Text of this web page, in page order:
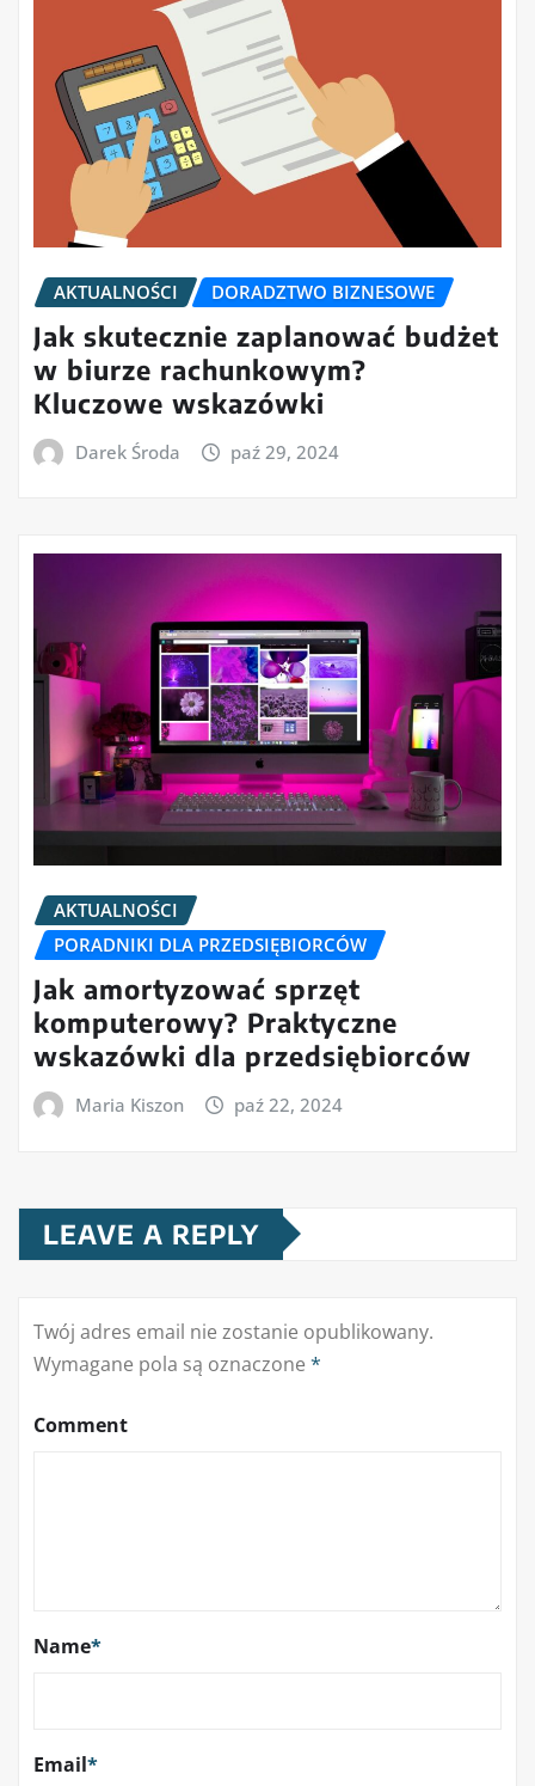
AKTUALNOŚCI DORADZTWO BIZNESOWE
Jak skutecznie zaplanować budżet
w biurze rachunkowym?
Kluczowe wskazówki
Darek Środa paź 29, 2024
AKTUALNOŚCI
PORADNIKI DLA PRZEDSIĘBIORCÓW
Jak amortyzować sprzęt
komputerowy? Praktyczne
wskazówki dla przedsiębiorców
Maria Kiszon paź 22, 2024
LEAVE A REPLY
Twój adres email nie zostanie opublikowany.
Wymagane pola są oznaczone *
Comment
Name*
Email*